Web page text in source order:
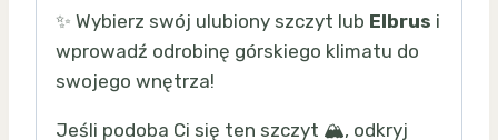
✨ Wybierz swój ulubiony szczyt lub Elbrus i
wprowadź odrobinę górskiego klimatu do
swojego wnętrza!
Jeśli podoba Ci się ten szczyt 🏔️, odkryj